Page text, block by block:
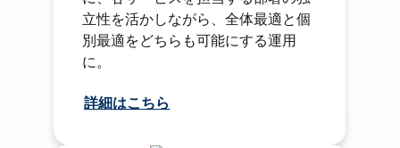
立性を活かしながら、全体最適と個
別最適をどちらも可能にする運用
に。
詳細はこちら